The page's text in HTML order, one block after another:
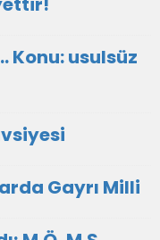
Konu: usulsüz
Gayrı Milli